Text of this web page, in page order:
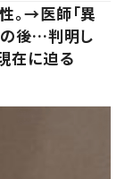
。→医師「異
の後…判明し
在に迫る